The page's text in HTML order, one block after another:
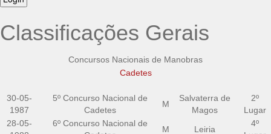
Classificações Gerais
Concursos Nacionais de Manobras
Cadetes
30-05-
1987
5º Concurso Nacional de
Cadetes
M
Salvaterra de
Magos
2º
Lugar
28-05-
6º Concurso Nacional de
M Leiria
4º